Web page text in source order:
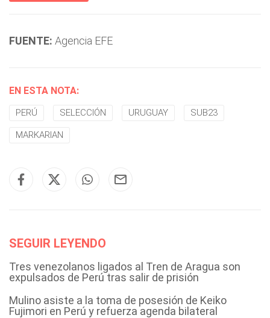
FUENTE: Agencia EFE
EN ESTA NOTA:
PERÚ SELECCIÓN URUGUAY SUB23
MARKARIAN
SEGUIR LEYENDO
Tres venezolanos ligados al Tren de Aragua son
expulsados de Perú tras salir de prisión
Mulino asiste a la toma de posesión de Keiko
Fujimori en Perú y refuerza agenda bilateral